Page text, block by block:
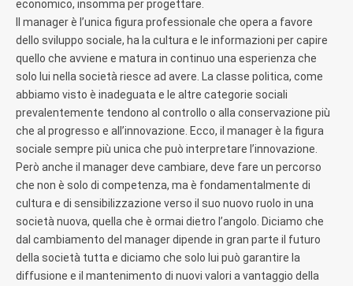
economico, insomma per progettare.
Il manager è l’unica figura professionale che opera a favore
dello sviluppo sociale, ha la cultura e le informazioni per capire
quello che avviene e matura in continuo una esperienza che
solo lui nella società riesce ad avere. La classe politica, come
abbiamo visto è inadeguata e le altre categorie sociali
prevalentemente tendono al controllo o alla conservazione più
che al progresso e all’innovazione. Ecco, il manager è la figura
sociale sempre più unica che può interpretare l’innovazione.
Però anche il manager deve cambiare, deve fare un percorso
che non è solo di competenza, ma è fondamentalmente di
cultura e di sensibilizzazione verso il suo nuovo ruolo in una
società nuova, quella che è ormai dietro l’angolo. Diciamo che
dal cambiamento del manager dipende in gran parte il futuro
della società tutta e diciamo che solo lui può garantire la
diffusione e il mantenimento di nuovi valori a vantaggio della